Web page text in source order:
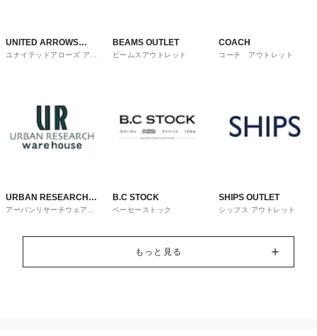
UNITED ARROWS
OUTLET
ユナイテッドアローズ アウ
BEAMS OUTLET
ビームスアウトレット
COACH
コーチ アウトレット
URBAN RESEARCH
ware house
アーバンリサーチウェアハ
B.C STOCK
ベーセーストック
SHIPS OUTLET
シップス アウトレット
もっと見る